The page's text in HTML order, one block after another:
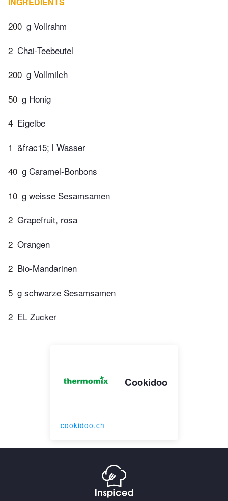
200 g Vollrahm
2 Chai-Teebeutel
200 g Vollmilch
50 g Honig
4 Eigelbe
1 &frac15; l Wasser
40 g Caramel-Bonbons
10 g weisse Sesamsamen
2 Grapefruit, rosa
2 Orangen
2 Bio-Mandarinen
5 g schwarze Sesamsamen
2 EL Zucker
Cookidoo
cookidoo.ch